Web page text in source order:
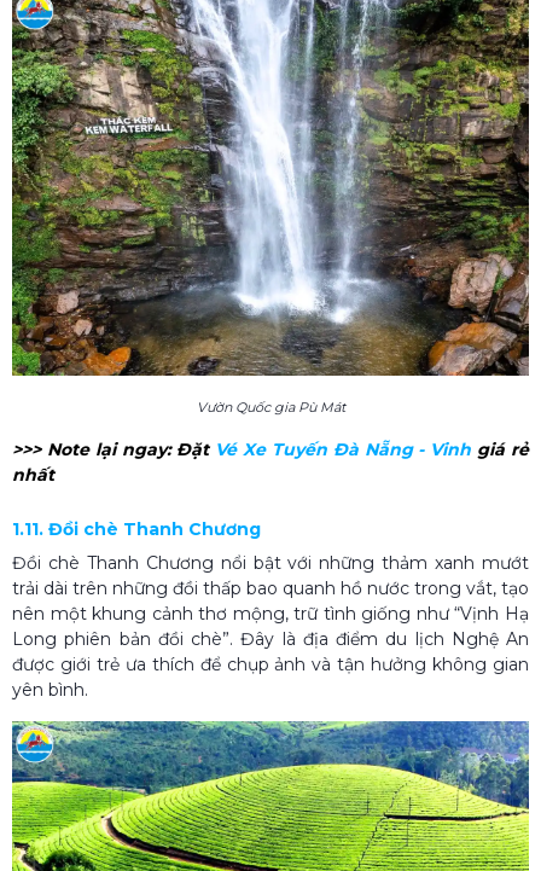
Vườn Quốc gia Pù Mát
>>> Note lại ngay: Đặt Vé Xe Tuyến Đà Nẵng - Vinh giá rẻ
nhất
1.11. Đồi chè Thanh Chương
Đồi chè Thanh Chương nổi bật với những thảm xanh mướt
trải dài trên những đồi thấp bao quanh hồ nước trong vắt, tạo
nên một khung cảnh thơ mộng, trữ tình giống như “Vịnh Hạ
Long phiên bản đồi chè”. Đây là địa điểm du lịch Nghệ An
được giới trẻ ưa thích để chụp ảnh và tận hưởng không gian
yên bình.